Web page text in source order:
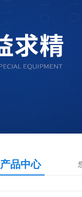
产品中心